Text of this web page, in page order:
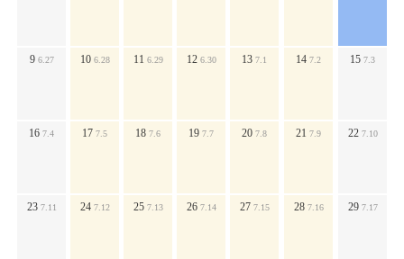
9 6.27 10 6.28 11 6.29 12 6.30 13 7.1 14 7.2 15 7.3
16 7.4 17 7.5 18 7.6 19 7.7 20 7.8 21 7.9 22 7.10
23 7.11 24 7.12 25 7.13 26 7.14 27 7.15 28 7.16 29 7.17